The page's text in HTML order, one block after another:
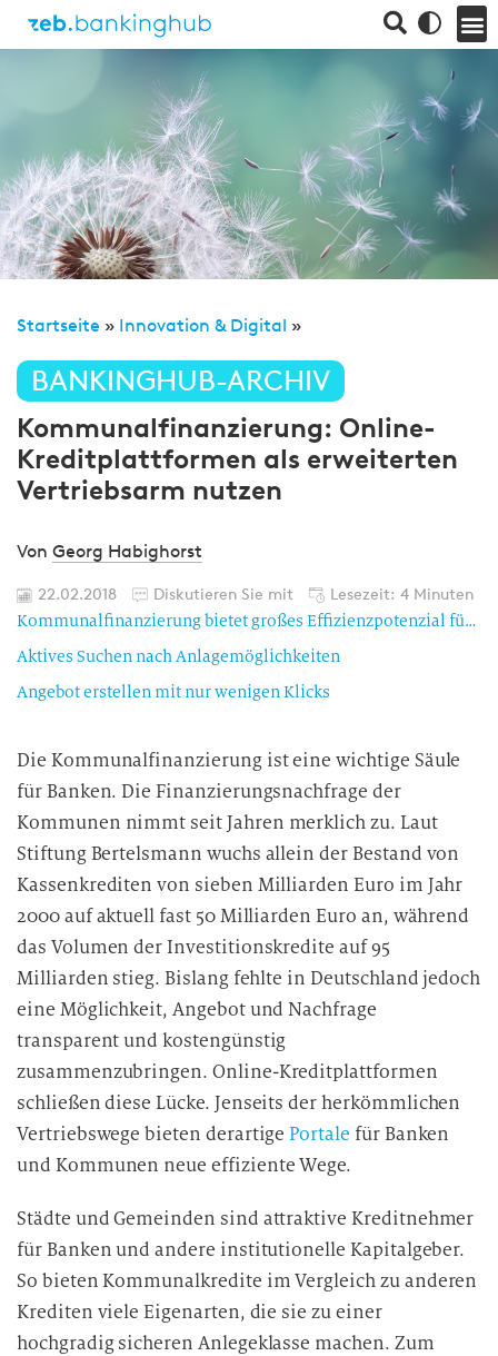
Startseite » Innovation & Digital »
BANKINGHUB-ARCHIV
Kommunalfinanzierung: Online-
Kreditplattformen als erweiterten
Vertriebsarm nutzen
Von Georg Habighorst
22.02.2018 Diskutieren Sie mit Lesezeit: 4 Minuten
Kommunalfinanzierung bietet großes Effizienzpotenzial für Banken
Aktives Suchen nach Anlagemöglichkeiten
Angebot erstellen mit nur wenigen Klicks
Die Kommunalfinanzierung ist eine wichtige Säule
für Banken. Die Finanzierungsnachfrage der
Kommunen nimmt seit Jahren merklich zu. Laut
Stiftung Bertelsmann wuchs allein der Bestand von
Kassenkrediten von sieben Milliarden Euro im Jahr
2000 auf aktuell fast 50 Milliarden Euro an, während
das Volumen der Investitionskredite auf 95
Milliarden stieg. Bislang fehlte in Deutschland jedoch
eine Möglichkeit, Angebot und Nachfrage
transparent und kostengünstig
zusammenzubringen. Online-Kreditplattformen
schließen diese Lücke. Jenseits der herkömmlichen
Vertriebswege bieten derartigePortale für Banken
und Kommunen neue effiziente Wege.
Städte und Gemeinden sind attraktive Kreditnehmer
für Banken und andere institutionelle Kapitalgeber.
So bieten Kommunalkredite im Vergleich zu anderen
Krediten viele Eigenarten, die sie zu einer
hochgradig sicheren Anlegeklasse machen. Zum